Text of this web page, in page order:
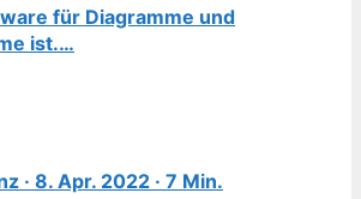
für Diagramme und
ist.…
· 8. Apr. 2022 · 7 Min.